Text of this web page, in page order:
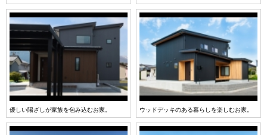
優しい陽ざしが家族を包み込むお家。 ウッドデッキのある暮らしを楽しむお家。